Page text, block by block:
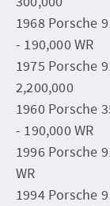
1968 Porsche
- 190,000 WR
1975 Porsche
2,200,000
1960 Porsche
- 190,000 WR
1996 Porsche
WR
1994 Porsche